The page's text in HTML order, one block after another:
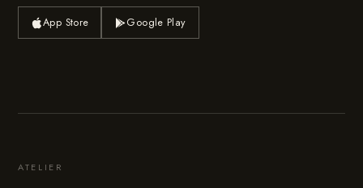
App Store Google Play
ATELIER